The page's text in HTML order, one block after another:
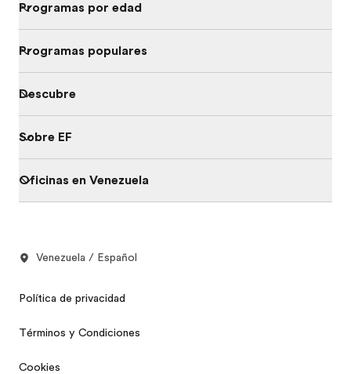
Programas por edad
Programas populares
Descubre
Sobre EF
Oficinas en Venezuela
Venezuela / Español
Política de privacidad
Términos y Condiciones
Cookies